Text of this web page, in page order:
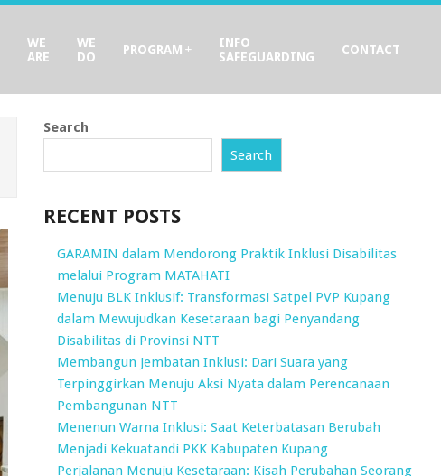
WE
ARE
WE
DO
PROGRAM
INFO
SAFEGUARDING
CONTACT
Search
Search
RECENT POSTS
GARAMIN dalam Mendorong Praktik Inklusi Disabilitas
melalui Program MATAHATI
Menuju BLK Inklusif: Transformasi Satpel PVP Kupang
dalam Mewujudkan Kesetaraan bagi Penyandang
Disabilitas di Provinsi NTT
Membangun Jembatan Inklusi: Dari Suara yang
Terpinggirkan Menuju Aksi Nyata dalam Perencanaan
Pembangunan NTT
Menenun Warna Inklusi: Saat Keterbatasan Berubah
Menjadi Kekuatandi PKK Kabupaten Kupang
Perjalanan Menuju Kesetaraan: Kisah Perubahan Seorang